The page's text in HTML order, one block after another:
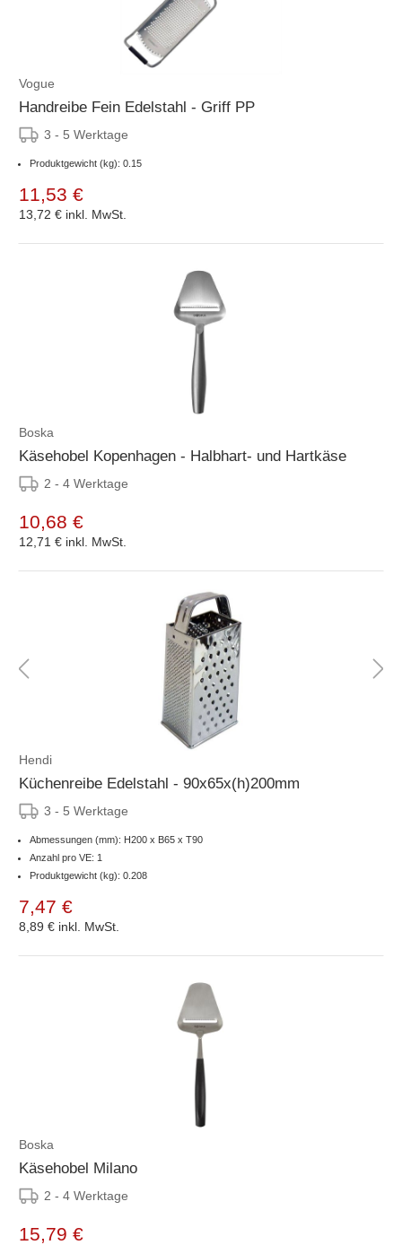
Vogue
Handreibe Fein Edelstahl - Griff PP
3 - 5 Werktage
Produktgewicht (kg): 0.15
11,53 €
13,72 € inkl. MwSt.
Boska
Käsehobel Kopenhagen - Halbhart- und Hartkäse
2 - 4 Werktage
10,68 €
12,71 € inkl. MwSt.
Hendi
Küchenreibe Edelstahl - 90x65x(h)200mm
3 - 5 Werktage
Abmessungen (mm): H200 x B65 x T90
Anzahl pro VE: 1
Produktgewicht (kg): 0.208
7,47 €
8,89 € inkl. MwSt.
Boska
Käsehobel Milano
2 - 4 Werktage
15,79 €